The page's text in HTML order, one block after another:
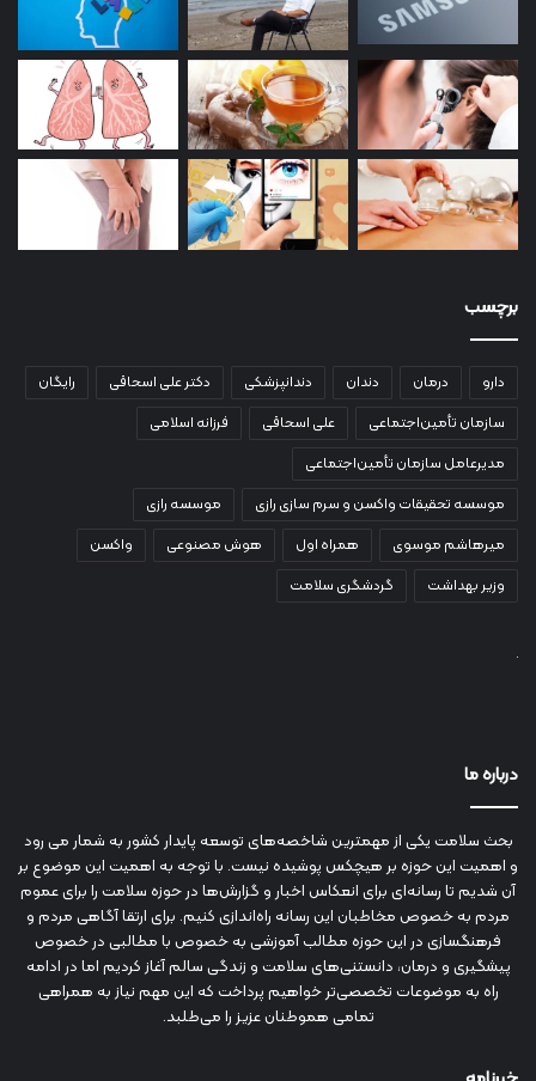
برچسب
دارو درمان دندان دندانپزشکی دکتر علی اسحاقی
رایگان
سازمان تأمین‌اجتماعی
علی اسحاقی
فرزانه اسلامی
مدیرعامل سازمان تأمین‌اجتماعی
موسسه تحقیقات واکسن و سرم سازی رازی
موسسه رازی
میرهاشم موسوی
همراه اول هوش مصنوعی
واکسن
وزیر بهداشت
گردشگری سلامت
درباره ما
بحث سلامت یکی از مهمترین شاخصه‌های توسعه پایدار کشور به شمار می رود
و اهمیت این حوزه بر هیچکس پوشیده نیست. با توجه به اهمیت این موضوع بر
آن شدیم تا رسانه‌ای برای انعکاس اخبار و گزارش‌ها در حوزه سلامت را برای عموم
مردم به خصوص مخاطبان این رسانه راه‌اندازی کنیم. برای ارتقا آگاهی مردم و
فرهنگسازی در این حوزه مطالب آموزشی به خصوص با مطالبی در خصوص
پیشگیری و درمان، دانستنی‌های سلامت و زندگی سالم آغاز کردیم اما در ادامه
راه به موضوعات تخصصی‌تر خواهیم پرداخت که این مهم نیاز به همراهی
تمامی هموطنان عزیز را می‌طلبد.